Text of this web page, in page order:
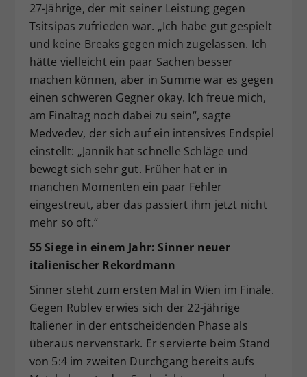
27-Jährige, der mit seiner Leistung gegen
Tsitsipas zufrieden war. „Ich habe gut gespielt
und keine Breaks gegen mich zugelassen. Ich
hätte vielleicht ein paar Sachen besser
machen können, aber in Summe war es gegen
einen schweren Gegner okay. Ich freue mich,
am Finaltag noch dabei zu sein“, sagte
Medvedev, der sich auf ein intensives Endspiel
einstellt: „Jannik hat schnelle Schläge und
bewegt sich sehr gut. Früher hat er in
manchen Momenten ein paar Fehler
eingestreut, aber das passiert ihm jetzt nicht
mehr so oft.“
55 Siege in einem Jahr: Sinner neuer
italienischer Rekordmann
Sinner steht zum ersten Mal in Wien im Finale.
Gegen Rublev erwies sich der 22-jährige
Italiener in der entscheidenden Phase als
überaus nervenstark. Er servierte beim Stand
von 5:4 im zweiten Durchgang bereits aufs